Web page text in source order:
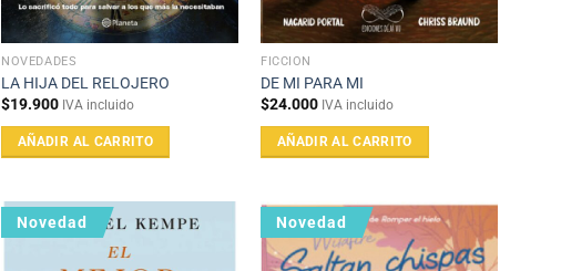
NOVEDADES
LA HIJA DEL RELOJERO
$19.900 IVA incluido
AÑADIR AL CARRITO
FICCIÓN
DE MI PARA MI
$24.000 IVA incluido
AÑADIR AL CARRITO
Novedad Novedad